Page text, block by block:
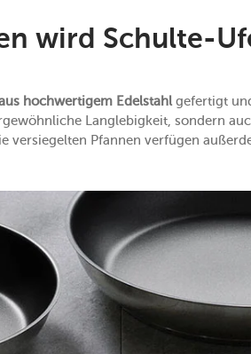
wird Schulte-
hochwertigem Edelstahlgefertigt
Langlebigkeit, sondern
versiegelten Pfannen verfügen